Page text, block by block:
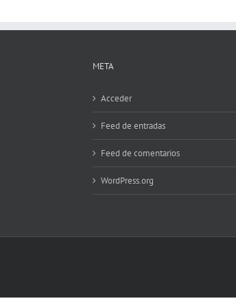
META
Acceder
Feed de entradas
Feed de comentarios
WordPress.org